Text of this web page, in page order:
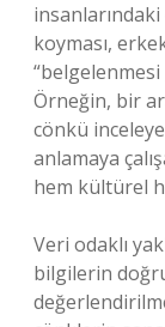
koyması,
Örneğin, bir
cönkü
anlamaya
hem kültürel
Veri odaklı
bilgilerin